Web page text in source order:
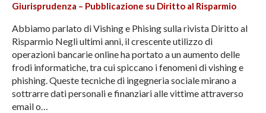
Giurisprudenza – Pubblicazione su Diritto al Risparmio
Abbiamo parlato di Vishing e Phising sulla rivista Diritto al
Risparmio Negli ultimi anni, il crescente utilizzo di
operazioni bancarie online ha portato a un aumento delle
frodi informatiche, tra cui spiccano i fenomeni di vishing e
phishing. Queste tecniche di ingegneria sociale mirano a
sottrarre dati personali e finanziari alle vittime attraverso
email o…